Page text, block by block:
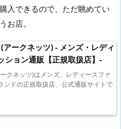
入できるので、ただ眺めてい
お店。
ークネッツ) - メンズ・レディ
ション通販【正規取扱店】-
クネッツ)はメンズ、レディースファ
ンドの正規取扱店、公式通販サイトで